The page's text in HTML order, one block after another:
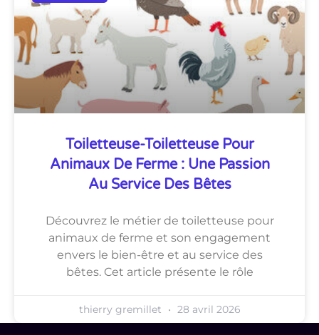
Toiletteuse-Toiletteuse Pour
Animaux De Ferme : Une Passion
Au Service Des Bêtes
Découvrez le métier de toiletteuse pour
animaux de ferme et son engagement
envers le bien-être et au service des
bêtes. Cet article présente le rôle
thierry gremillet 28 avril 2026